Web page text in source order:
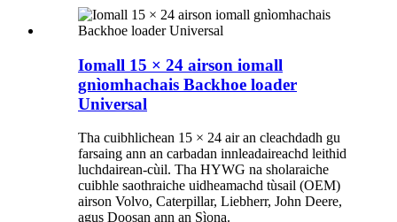
Iomall 15 × 24 airson iomall
gnìomhachais Backhoe loader
Universal
Tha cuibhlichean 15 × 24 air an cleachdadh gu
farsaing ann an carbadan innleadaireachd leithid
luchdairean-cùil. Tha HYWG na sholaraiche
cuibhle saothraiche uidheamachd tùsail (OEM)
airson Volvo, Caterpillar, Liebherr, John Deere,
agus Doosan ann an Sìona.